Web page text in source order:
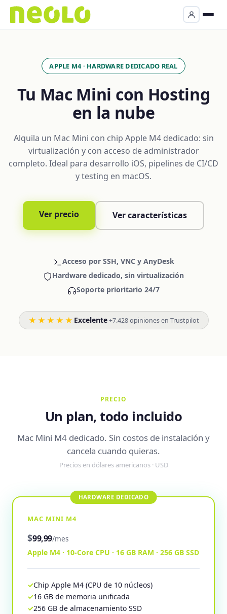
APPLE M4 · HARDWARE DEDICADO REAL
Tu Mac Mini con Hosting
en la nube
Alquila un Mac Mini con chip Apple M4 dedicado: sin
virtualización y con acceso de administrador
completo. Ideal para desarrollo iOS, pipelines de CI/CD
y testing en macOS.
Ver precio Ver características
Acceso por SSH, VNC y AnyDesk
Hardware dedicado, sin virtualización
Soporte prioritario 24/7
★★★★★ Excelente·+7.428 opiniones en Trustpilot
PRECIO
Un plan, todo incluido
Mac Mini M4 dedicado. Sin costos de instalación y
cancela cuando quieras.
Precios en dólares americanos · USD
MAC MINI M4
$99,99/mes
Apple M4 · 10-Core CPU · 16 GB RAM · 256 GB SSD
Chip Apple M4 (CPU de 10 núcleos)
16 GB de memoria unificada
256 GB de almacenamiento SSD